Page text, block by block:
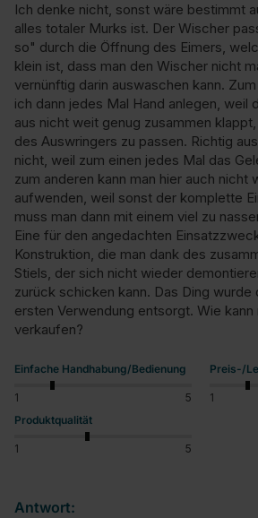
Ich denke nicht, sonst wäre bestimmt
alles totaler Murks ist. Der Wischer
so" durch die Öffnung des Eimers,
klein ist, dass man den Wischer nicht
vernünftig darin auswaschen kann.
ich dann jedes Mal Hand anlegen, weil
aus nicht weit genug zusammen
des Auswringers zu passen. Richtig
nicht, weil zum einen jedes Mal das
zum anderen kann man hier auch nicht
aufwenden, weil sonst der komplette
muss man dann mit einem viel zu
Eine für den angedachten
Konstruktion, die man dank des
Stiels, der sich nicht wieder
zurück schicken kann. Das Ding wurde
ersten Verwendung entsorgt. Wie
verkaufen?
Einfache Handhabung/Bedienung
1 5
Preis-/
1
Produktqualität
1 5
Antwort: